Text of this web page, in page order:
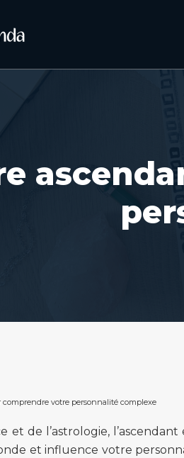
comprendre votre personnalité complexe
et de l’astrologie,
et influence votre